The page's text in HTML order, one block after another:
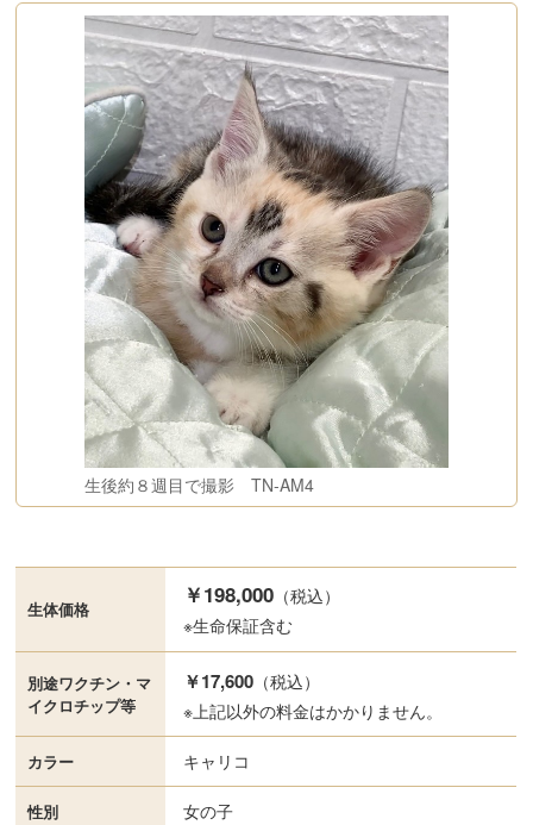
生後約８週目で撮影 TN-AM4
生体価格
￥198,000 （税込）
※生命保証含む
別途ワクチン・ マ
イクロチップ等
￥17,600 （税込）
※上記以外の料金はかかりません。
カラー キャリコ
性別 女の子